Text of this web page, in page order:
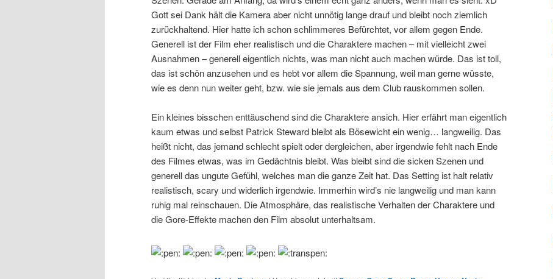
Gott sei Dank hält die Kamera aber nicht unnötig lange drauf und bleibt noch ziemlich
zurückhaltend. Hier hatte ich schon schlimmeres Befürchtet, vor allem gegen Ende.
Generell ist der Film eher realistisch und die Charaktere machen – mit vielleicht zwei
Ausnahmen – generell eigentlich nichts, was man nicht auch machen würde. Das ist toll,
das ist schön anzusehen und es hebt vor allem die Spannung, weil man gerne wüsste,
wie es denn nun weiter geht, bzw. wie sie jemals aus dem Club rauskommen sollen.
Ein kleines bisschen enttäuschend sind die Charaktere ansich. Hier erfährt man eigentlich
kaum etwas und selbst Patrick Steward bleibt als Bösewicht ein wenig… langweilig. Das
heißt nicht, das jemand schlecht spielt oder dergleichen, aber irgendwie fehlt nach Ende
des Filmes etwas, was im Gedächtnis bleibt. Was bleibt sind die sicken Szenen und
generell das ungute Gefühl, welches man die ganze Zeit hat. Das Setting ist halt relativ
realistisch, scary und widerlich irgendwie. Immerhin wird’s nie langweilig und man kann
ruhig mal reinschauen. Die Atmosphäre, das realistische Verhalten der Charaktere und
die Gore-Effekte machen den Film absolut unterhaltsam.